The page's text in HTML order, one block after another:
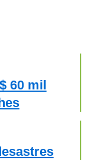
60 mil